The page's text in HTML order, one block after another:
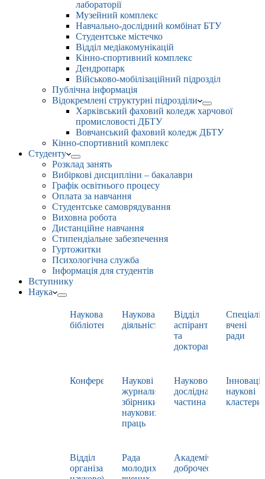
лабораторії
Музейний комплекс
Навчально-дослідний комбінат БТУ
Студентське містечко
Відділ медіакомунікацій
Кінно-спортивний комплекс
Дендропарк
Військово-мобілізаційний підрозділ
Публічна інформація
Відокремлені структурні підрозділи
Харківський фаховий коледж харчової
промисловості ДБТУ
Вовчанський фаховий коледж ДБТУ
Кінно-спортивний комплекс
Студенту
Розклад занять
Вибіркові дисципліни – бакалаври
Графік освітнього процесу
Оплата за навчання
Студентське самоврядування
Виховна робота
Дистанційне навчання
Стипендіальне забезпечення
Гуртожитки
Психологічна служба
Інформація для студентів
Вступнику
Наука
Наукова
бібліотека
Наукова
діяльність
Відділ
аспірантури
та
докторантури
вчені
ради
Конференції
Наукові
журнали,
збірники
наукових
праць
Науково-
дослідна
частина
наукові
кластери
Відділ
організації
Рада
молодих
Академічна
доброчесність